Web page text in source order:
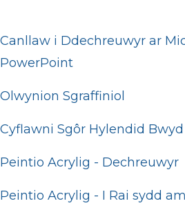
Canllaw i Ddechreuwyr ar
PowerPoint
Olwynion Sgraffiniol
Cyflawni Sgôr Hylendid Bwyd
Peintio Acrylig - Dechreuwyr
Peintio Acrylig - I Rai sydd